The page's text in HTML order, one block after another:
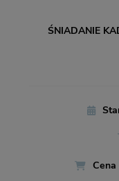
ŚNIADANIE
Cena